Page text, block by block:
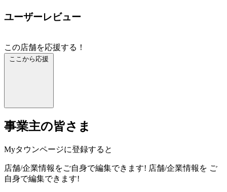
ユーザーレビュー
この店舗を応援する！
ここから応援
事業主の皆さま
Myタウンページに登録すると
店舗/企業情報をご自身で編集できます! 店舗/企業情報を ご
自身で編集できます!